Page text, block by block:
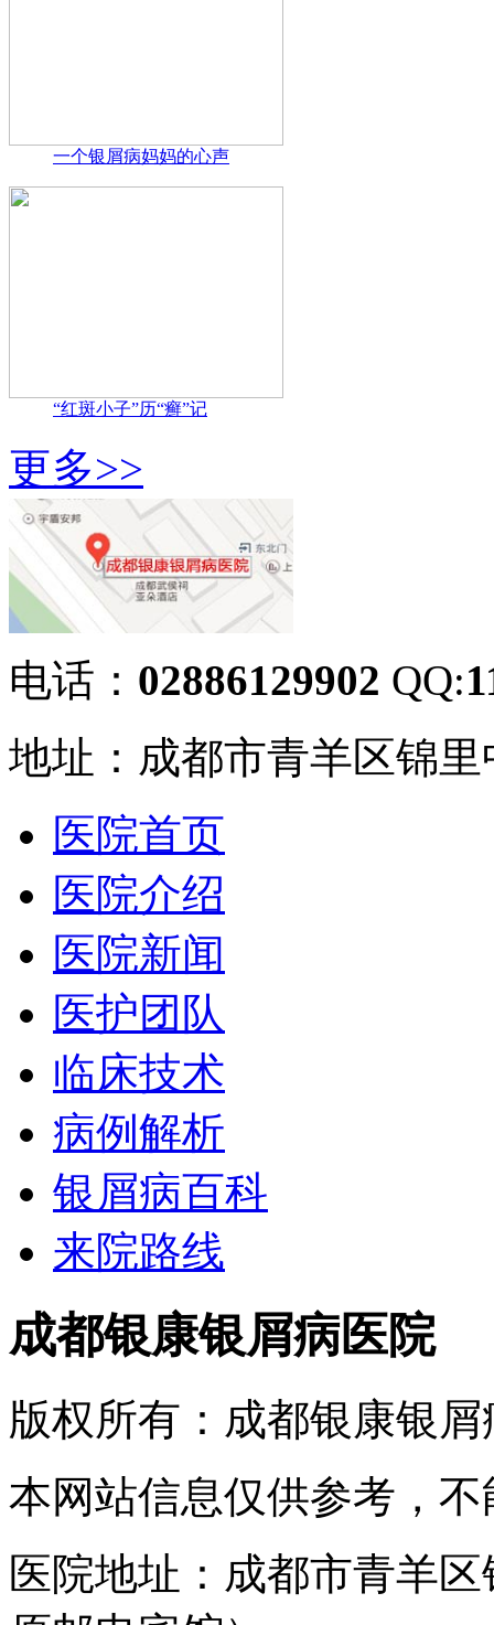
一个银屑病妈妈的心声
“红斑小子”历“癣”记
更多>>
电话： 02886129902 QQ:
地址：成都市青羊区锦里
医院首页
医院介绍
医院新闻
医护团队
临床技术
病例解析
银屑病百科
来院路线
成都银康银屑病医院
版权所有：成都银康银
本网站信息仅供参考，
医院地址：成都市青羊